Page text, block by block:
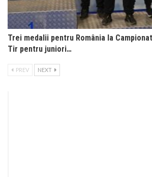
Trei medalii pentru România la
Tir pentru juniori…
PREV NEXT